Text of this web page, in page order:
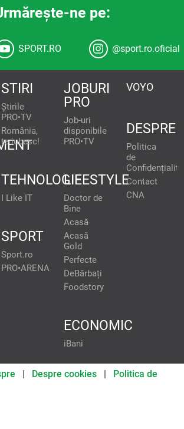
ne pe:
SPORT.RO @sport.ro.oficial
STIRI
Știrile
PRO•TV
România,
te iubesc!
TEHNOLOGIE
I Like IT
SPORT
Sport.ro
PRO•ARENA
JOBURI
PRO
Job-uri
disponibile
PRO•TV
LIFESTYLE
Doctor de
Bine
Acasă
Acasă
Gold
Perfecte
DeBărbați
Foodstory
ECONOMIC
iBani
VOYO
DESPRE
Politica
de
Contact
CNA
| Despre cookies | Politica de